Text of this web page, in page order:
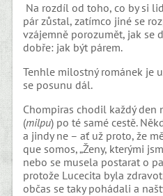
Na rozdíl od toho, co by si
pár zůstal, zatímco jiné se
vzájemně porozumět, jak se
dobře: jak být párem.
Tenhle milostný románek je
se posunu dál.
Chompiras chodil každý den
(milpu) po té samé cestě.
a jindy ne – ať už proto, že
que somos, „Ženy, kterými
nebo se musela postarat o
protože Lucecita byla
občas se taky pohádali a